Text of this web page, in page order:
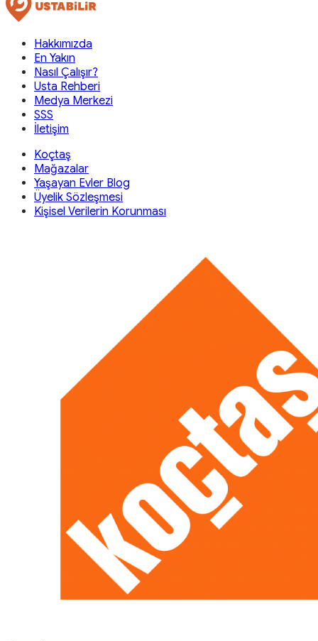
Hakkımızda
En Yakın
Nasıl Çalışır?
Usta Rehberi
Medya Merkezi
SSS
İletişim
Koçtaş
Mağazalar
Yaşayan Evler Blog
Üyelik Sözleşmesi
Kişisel Verilerin Korunması